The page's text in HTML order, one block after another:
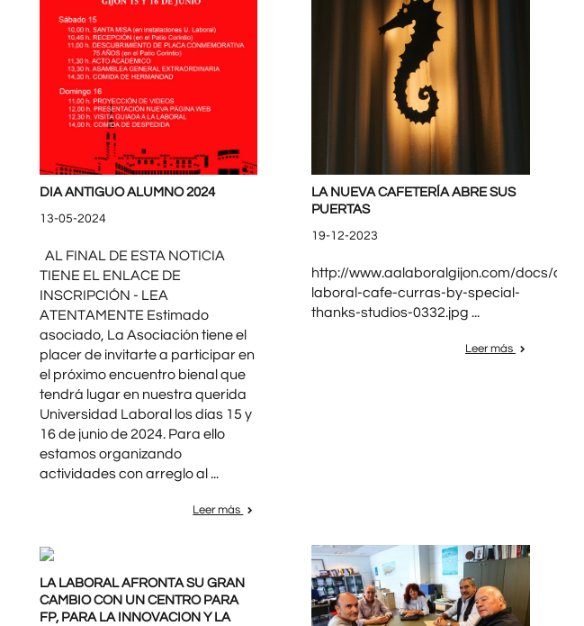
DIA ANTIGUO ALUMNO 2024
13-05-2024
AL FINAL DE ESTA NOTICIA
TIENE EL ENLACE DE
INSCRIPCIÓN - LEA
ATENTAMENTE Estimado
asociado, La Asociación tiene el
placer de invitarte a participar en
el próximo encuentro bienal que
tendrá lugar en nuestra querida
Universidad Laboral los días 15 y
16 de junio de 2024. Para ello
estamos organizando
actividades con arreglo al ...
Leer más
LA NUEVA CAFETERÍA ABRE SUS
PUERTAS
19-12-2023
http://www.aalaboralgijon.com/docs/
laboral-cafe-curras-by-special-
thanks-studios-0332.jpg ...
Leer más
LA LABORAL AFRONTA SU GRAN
CAMBIO CON UN CENTRO PARA
FP, PARA LA INNOVACION Y LA